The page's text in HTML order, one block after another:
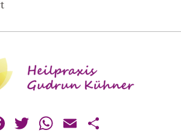
Facebook
Twitter
WhatsApp
Email